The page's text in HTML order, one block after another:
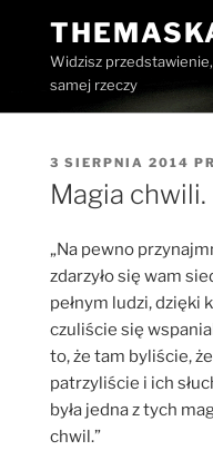
Widzisz
samej rzeczy
OPUBLIKOWANE
W
3 SIERPNIA 2014
Magia chwili.
„Na pewno
zdarzyło się wam
pełnym ludzi, dzięki
czuliście się
to, że tam byliście,
patrzyliście i ich
była jedna z tych
chwil.”